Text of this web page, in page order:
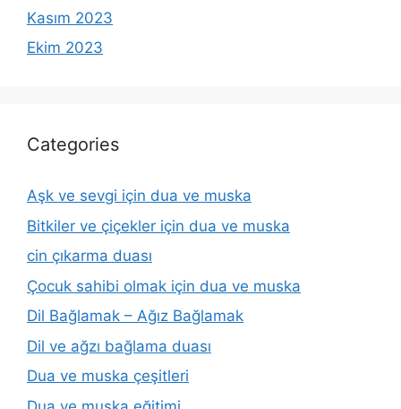
Kasım 2023
Ekim 2023
Categories
Aşk ve sevgi için dua ve muska
Bitkiler ve çiçekler için dua ve muska
cin çıkarma duası
Çocuk sahibi olmak için dua ve muska
Dil Bağlamak – Ağız Bağlamak
Dil ve ağzı bağlama duası
Dua ve muska çeşitleri